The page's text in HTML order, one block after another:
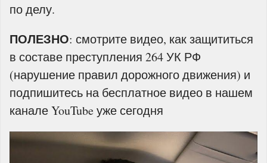
по делу.
ПОЛЕЗНО: смотрите видео, как защититься
в составе преступления 264 УК РФ
(нарушение правил дорожного движения) и
подпишитесь на бесплатное видео в нашем
канале YouTube уже сегодня